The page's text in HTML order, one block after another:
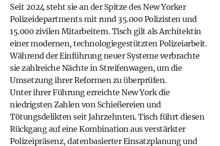
Seit 2024 steht sie an der Spitze des New Yorker
Polizeidepartments mit rund 35.000 Polizisten und
15.000 zivilen Mitarbeitern. Tisch gilt als Architektin
einer modernen, technologiegestützten Polizeiarbeit.
Während der Einführung neuer Systeme verbrachte
sie zahlreiche Nächte in Streifenwagen, um die
Umsetzung ihrer Reformen zu überprüfen.
Unter ihrer Führung erreichte New York die
niedrigsten Zahlen von Schießereien und
Tötungsdelikten seit Jahrzehnten. Tisch führt diesen
Rückgang auf eine Kombination aus verstärkter
Polizeipräsenz, datenbasierter Einsatzplanung und